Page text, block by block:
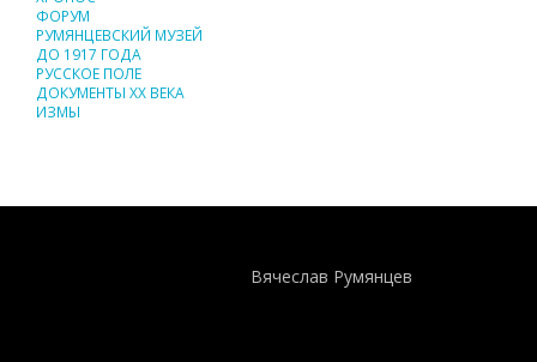
ФОРУМ
РУМЯНЦЕВСКИЙ МУЗЕЙ
ДО 1917 ГОДА
РУССКОЕ ПОЛЕ
ДОКУМЕНТЫ XX ВЕКА
ИЗМЫ
Вячеслав Румянцев